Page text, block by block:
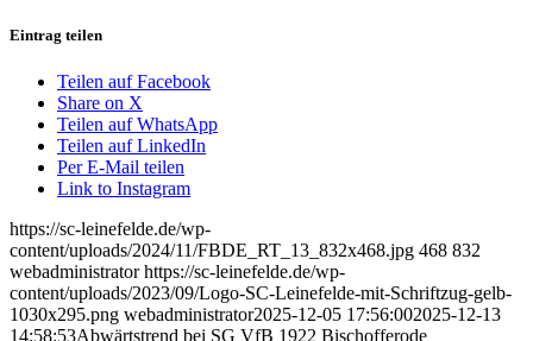
Eintrag teilen
Teilen auf Facebook
Share on X
Teilen auf WhatsApp
Teilen auf LinkedIn
Per E-Mail teilen
Link to Instagram
https://sc-leinefelde.de/wp-
content/uploads/2024/11/FBDE_RT_13_832x468.jpg 468 832
webadministrator https://sc-leinefelde.de/wp-
content/uploads/2023/09/Logo-SC-Leinefelde-mit-Schriftzug-gelb-
1030x295.png webadministrator2025-12-05 17:56:002025-12-13
14:58:53Abwärtstrend bei SG VfB 1922 Bischofferode